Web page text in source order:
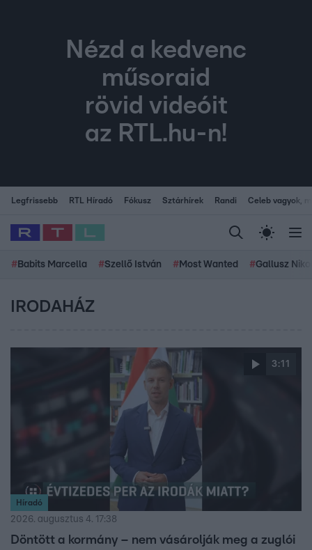
Nézd a kedvenc
műsoraid
rövid videóit
az RTL.hu-n!
Legfrissebb RTL Híradó Fókusz Sztárhírek Randi Celeb vagyok,
# Babits Marcella #Szellő István # Most Wanted #Gallusz
IRODAHÁZ
3:11
Híradó
2026. augusztus 4. 17:38
Döntött a kormány – nem vásárolják meg a zuglói